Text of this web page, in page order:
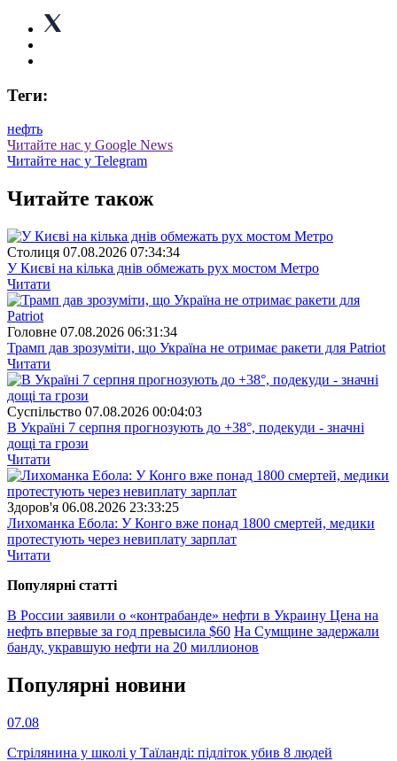
Теги:
нефть
Читайте нас у Google News
Читайте нас у Telegram
Читайте також
Столиця 07.08.2026 07:34:34
У Києві на кілька днів обмежать рух мостом Метро
Читати
Головне 07.08.2026 06:31:34
Трамп дав зрозуміти, що Україна не отримає ракети для Patriot
Читати
Суспiльство 07.08.2026 00:04:03
В Україні 7 серпня прогнозують до +38°, подекуди - значні
дощі та грози
Читати
Здоров'я 06.08.2026 23:33:25
Лихоманка Ебола: У Конго вже понад 1800 смертей, медики
протестують через невиплату зарплат
Читати
Популярнi статтi
В России заявили о «контрабанде» нефти в Украину Цена на
нефть впервые за год превысила $60 На Сумщине задержали
банду, укравшую нефти на 20 миллионов
Популярнi новини
07.08
Стрілянина у школі у Таїланді: підліток убив 8 людей